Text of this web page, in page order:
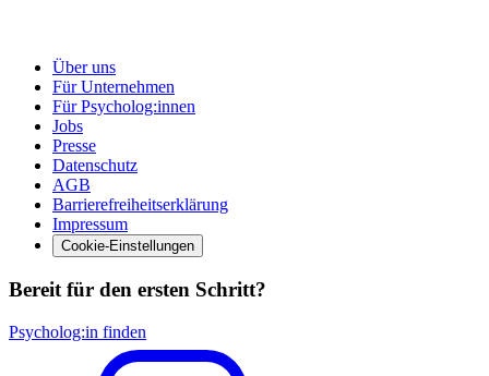
Über uns
Für Unternehmen
Für Psycholog:innen
Jobs
Presse
Datenschutz
AGB
Barrierefreiheitserklärung
Impressum
Cookie-Einstellungen
Bereit für den ersten Schritt?
Psycholog:in finden